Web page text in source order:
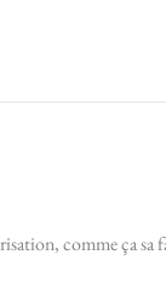
comme ça